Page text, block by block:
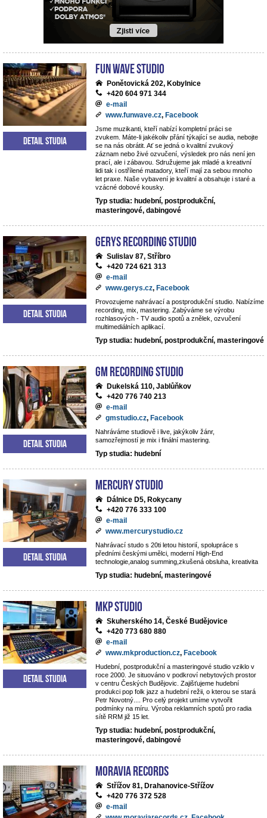
Fun Wave Studio
Ponětovická 202, Kobylnice
+420 604 971 344
e-mail
www.funwave.cz, Facebook
Jsme muzikanti, kteří nabízí kompletní práci se
zvukem. Máte-li jakékoliv přání týkající se audia, nebojte
se na nás obrátit. Ať se jedná o kvalitní zvukový
záznam nebo živé ozvučení, výsledek pro nás není jen
prací, ale i zábavou. Sdružujeme jak mladé a kreativní
lidi tak i ostřílené matadory, kteří mají za sebou mnoho
let praxe. Naše vybavení je kvalitní a obsahuje i staré a
vzácné dobové kousky.
Typ studia: hudební, postprodukční,
masteringové, dabingové
Detail studia
Gerys Recording Studio
Sulislav 87, Stříbro
+420 724 621 313
e-mail
www.gerys.cz, Facebook
Provozujeme nahrávací a postprodukční studio. Nabízíme
recording, mix, mastering. Zabýváme se výrobu
rozhlasových - TV audio spotů a znělek, ozvučení
multimediálních aplikací.
Typ studia: hudební, postprodukční, masteringové
Detail studia
GM Recording Studio
Dukelská 110, Jablůňkov
+420 776 740 213
e-mail
gmstudio.cz, Facebook
Nahráváme studiově i live, jakýkoliv žánr,
samozřejmostí je mix i finální mastering.
Typ studia: hudební
Detail studia
Mercury studio
Dálnice D5, Rokycany
+420 776 333 100
e-mail
www.mercurystudio.cz
Nahrávací studo s 20ti letou historií, spolupráce s
předními českými umělci, moderní High-End
technologie,analog summing,zkušená obsluha, kreativita
Typ studia: hudební, masteringové
Detail studia
MKP STUDIO
Skuherského 14, České Budějovice
+420 773 680 880
e-mail
www.mkproduction.cz, Facebook
Hudební, postprodukční a masteringové studio vziklo v
roce 2000. Je situováno v podkroví nebytových prostor
v centru Českých Budějovic. Zajišťujeme hudební
produkci pop folk jazz a hudební režii, o kterou se stará
Petr Novotný.... Pro celý projekt umíme vytvořit
podmínky na míru. Výroba reklamních spotů pro radia
sítě RRM již 15 let.
Typ studia: hudební, postprodukční,
masteringové, dabingové
Detail studia
Moravia Records
Střížov 81, Drahanovice-Střížov
+420 776 372 528
e-mail